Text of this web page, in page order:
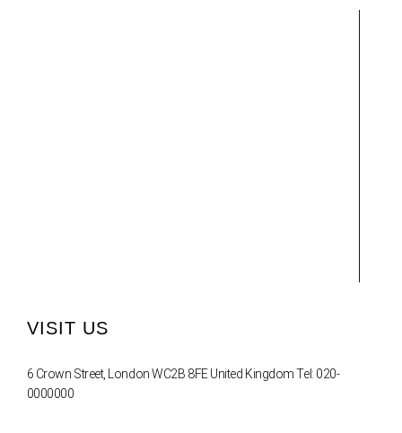
VISIT US
6 Crown Street, London WC2B 8FE United Kingdom Tel: 020-
0000000